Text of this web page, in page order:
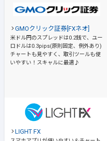
GMOクリック証券[FXネオ]
米ドル円のスプレッドは0.2銭で、ユー
ロドルは0.3pips(原則固定、例外あり)
チャートも見やすく、取引ツールも使
いやすい！スキャルに最適♪
LIGHT FX